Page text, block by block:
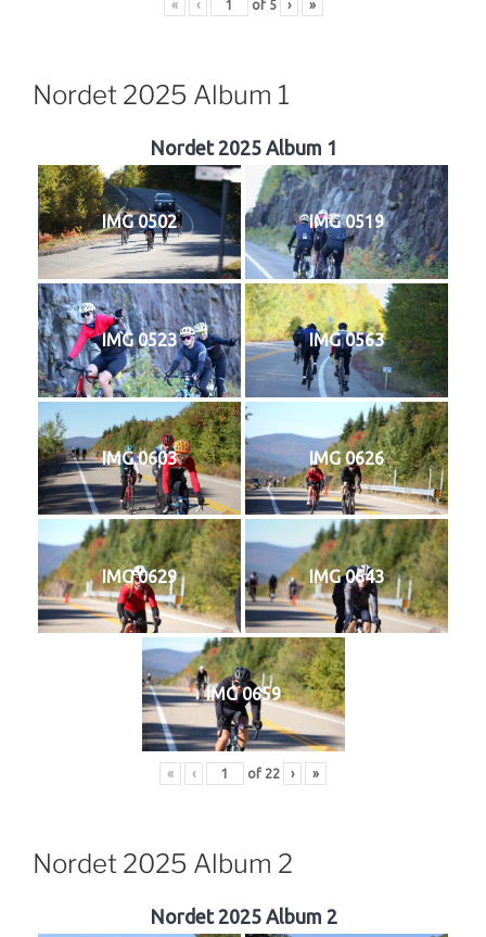
« ‹ of 5 › »
Nordet 2025 Album 1
Nordet 2025 Album 1
IMG 0502 IMG 0519
IMG 0523 IMG 0563
IMG 0603 IMG 0626
IMG 0629 IMG 0643
IMG 0659
« ‹ of 22 › »
Nordet 2025 Album 2
Nordet 2025 Album 2